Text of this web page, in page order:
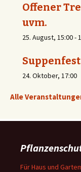
Offener
uvm.
25. August, 15:00-
24. Oktober, 17:00
Alle
Für Haus und